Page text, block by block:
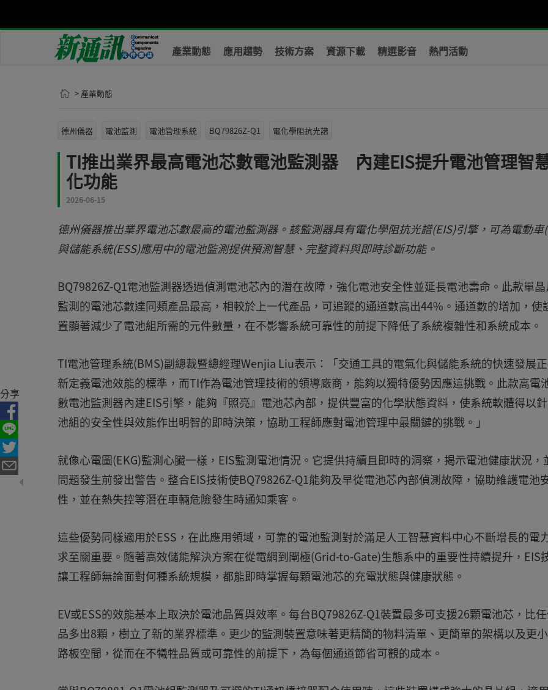
產業動態 應用趨勢 技術方案 資源下載 精選影音 熱門活動
> 產業動態
德州儀器 電池監測 電池管理系統 BQ79826Z-Q1 電化學阻抗光譜
TI推出業界最高電池芯數電池監測器 內建EIS提升電池管理智
化功能
2026-06-15
德州儀器推出業界電池芯數最高的電池監測器。該監測器具有電化學阻抗光譜(EIS)引擎，可為電動車
與儲能系統(ESS)應用中的電池監測提供預測智慧、完整資料與即時診斷功能。
BQ79826Z-Q1電池監測器透過偵測電池芯內的潛在故障，強化電池安全性並延長電池壽命。此款單
監測的電池芯數達同類產品最高，相較於上一代產品，可追蹤的通道數高出44%。通道數的增加，使
置顯著減少了電池組所需的元件數量，在不影響系統可靠性的前提下降低了系統複雜性和系統成本。
TI電池管理系統(BMS)副總裁暨總經理Wenjia Liu表示：「交通工具的電氣化與儲能系統的快速發展
新定義電池效能的標準，而TI作為電池管理技術的領導廠商，能夠以獨特優勢因應這挑戰。此款高電
數電池監測器內建EIS引擎，能夠『照亮』電池芯內部，提供豐富的化學狀態資料，使系統軟體得以
池組的安全性與效能作出明智的即時決策，協助工程師應對電池管理中最關鍵的挑戰。」
就像心電圖(EKG)監測心臟一樣，EIS監測電池情況。它提供持續且即時的洞察，揭示電池健康狀況，
問題發生前發出警告。整合EIS技術使BQ79826Z-Q1能夠及早從電池芯內部偵測故障，協助維護電池
性，並在熱失控等潛在車輛危險發生時通知乘客。
這些優勢同樣適用於ESS，在此應用領域，可靠的電池監測對於滿足人工智慧資料中心不斷增長的電
求至關重要。隨著高效儲能解決方案在從電網到閘極(Grid-to-Gate)生態系中的重要性持續提升，EIS
讓工程師無論面對何種系統規模，都能即時掌握每顆電池芯的充電狀態與健康狀態。
EV或ESS的效能基本上取決於電池品質與效率。每台BQ79826Z-Q1裝置最多可支援26顆電池芯，比
品多出8顆，樹立了新的業界標準。更少的監測裝置意味著更精簡的物料清單、更簡單的架構以及更
路板空間，從而在不犧牲品質或可靠性的前提下，為每個通道節省可觀的成本。
分享